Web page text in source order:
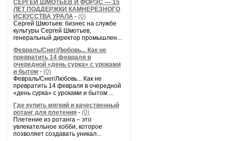
СЕРГЕЙ ШМОТЬЕВ И ФОРЭС — 15
ЛЕТ ПОДДЕРЖКИ КАМНЕРЕЗНОГО
ИСКУССТВА УРАЛА - (0)
Сергей Шмотьев: бизнес на службе
культуры Сергей Шмотьев,
генеральный директор промышлен...
Февраль/Снег/Любовь... Как не
превратить 14 февраля в
очередной «день сурка» с уроками
и бытом - (0)
Февраль/Снег/Любовь... Как не
превратить 14 февраля в очередной
«день сурка» с уроками и бытом ...
Где купить мягкий и качественный
ротанг для плетения - (0)
Плетение из ротанга – это
увлекательное хобби, которое
позволяет создавать уникал...